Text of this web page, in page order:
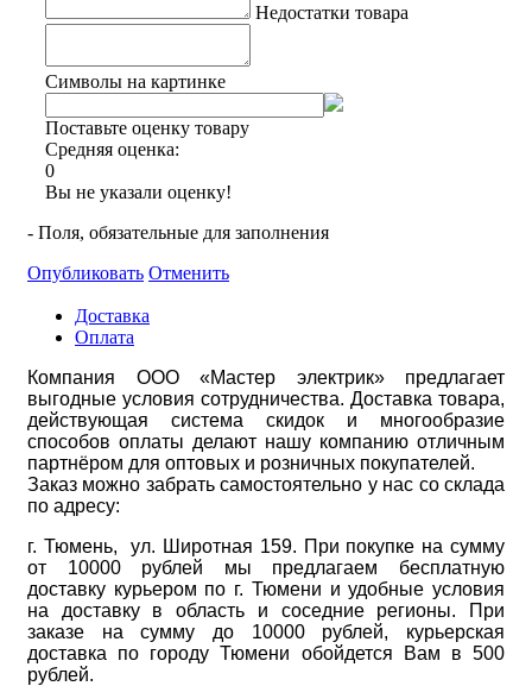
Недостатки товара
Символы на картинке
Поставьте оценку товару
Средняя оценка:
0
Вы не указали оценку!
- Поля, обязательные для заполнения
Опубликовать Отменить
Доставка
Оплата
Компания ООО «Мастер электрик» предлагает
выгодные условия сотрудничества. Доставка товара,
действующая система скидок и многообразие
способов оплаты делают нашу компанию отличным
партнёром для оптовых и розничных покупателей.
Заказ можно забрать самостоятельно у нас со склада
по адресу:
г. Тюмень, ул. Широтная 159. При покупке на сумму
от 10000 рублей мы предлагаем бесплатную
доставку курьером по г. Тюмени и удобные условия
на доставку в область и соседние регионы. При
заказе на сумму до 10000 рублей, курьерская
доставка по городу Тюмени обойдется Вам в 500
рублей.